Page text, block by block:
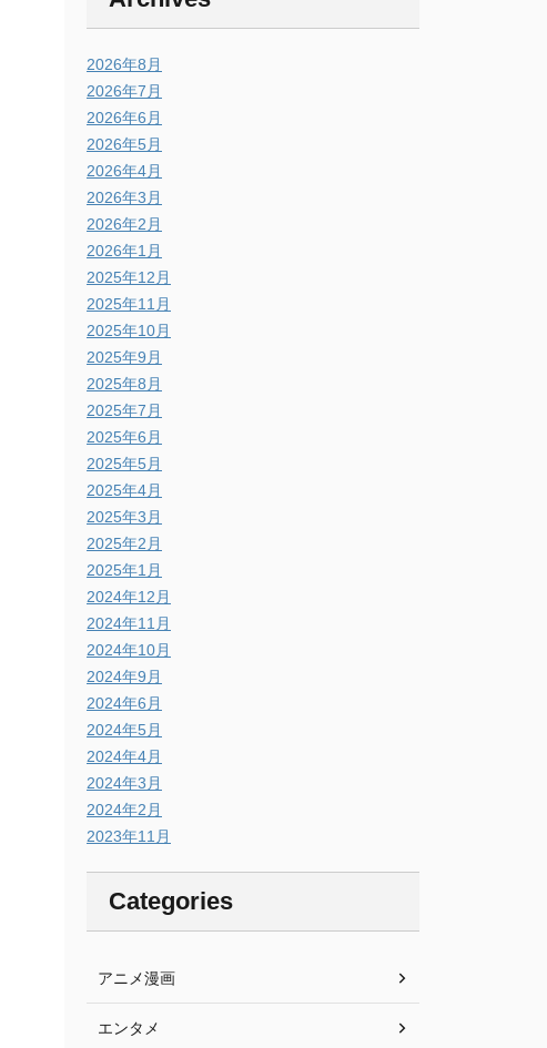
2026年8月
2026年7月
2026年6月
2026年5月
2026年4月
2026年3月
2026年2月
2026年1月
2025年12月
2025年11月
2025年10月
2025年9月
2025年8月
2025年7月
2025年6月
2025年5月
2025年4月
2025年3月
2025年2月
2025年1月
2024年12月
2024年11月
2024年10月
2024年9月
2024年6月
2024年5月
2024年4月
2024年3月
2024年2月
2023年11月
Categories
アニメ漫画
エンタメ